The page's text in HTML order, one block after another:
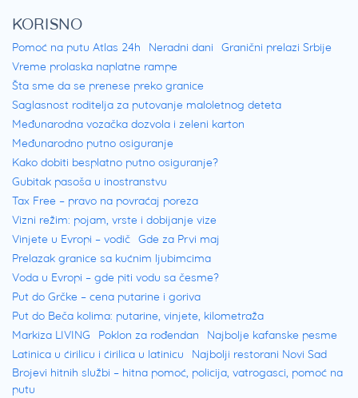
KORISNO
Pomoć na putu Atlas 24h Neradni dani
Granični prelazi Srbije
Vreme prolaska naplatne rampe
Šta sme da se prenese preko granice
Saglasnost roditelja za putovanje maloletnog deteta
Međunarodna vozačka dozvola i zeleni karton
Međunarodno putno osiguranje
Kako dobiti besplatno putno osiguranje?
Gubitak pasoša u inostranstvu
Tax Free – pravo na povraćaj poreza
Vizni režim: pojam, vrste i dobijanje vize
Vinjete u Evropi – vodič Gde za Prvi maj
Prelazak granice sa kućnim ljubimcima
Voda u Evropi – gde piti vodu sa česme?
Put do Grčke – cena putarine i goriva
Put do Beča kolima: putarine, vinjete, kilometraža
Markiza LIVING
Poklon za rođendan
Najbolje kafanske pesme
Latinica u ćirilicu i ćirilica u latinicu
Najbolji restorani Novi Sad
Brojevi hitnih službi – hitna pomoć, policija, vatrogasci, pomoć na
putu